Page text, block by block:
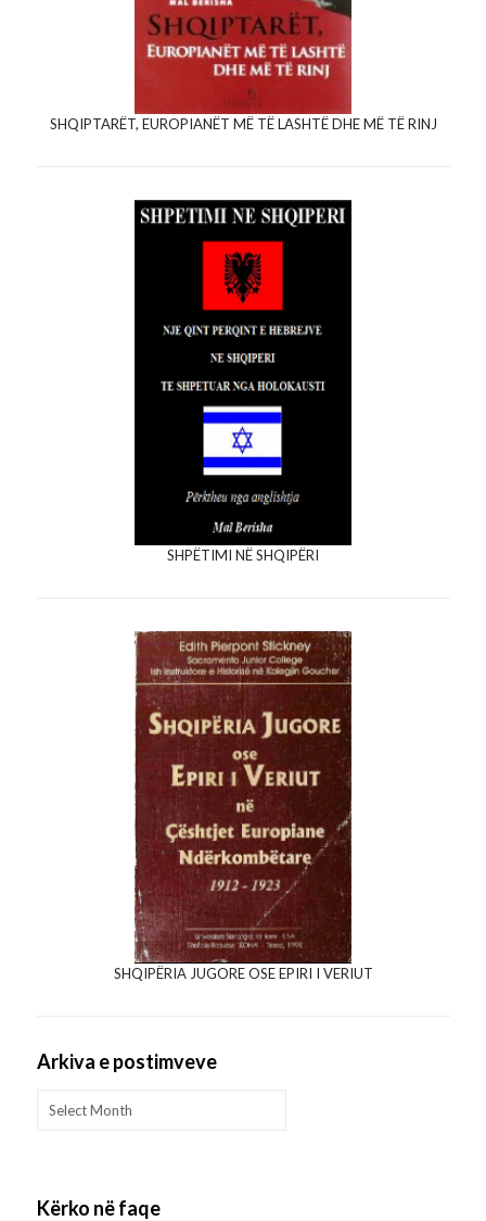
SHQIPTARËT, EUROPIANËT MË TË LASHTË DHE MË TË RINJ
SHPËTIMI NË SHQIPËRI
SHQIPËRIA JUGORE OSE EPIRI I VERIUT
Arkiva e postimveve
Kërko në faqe